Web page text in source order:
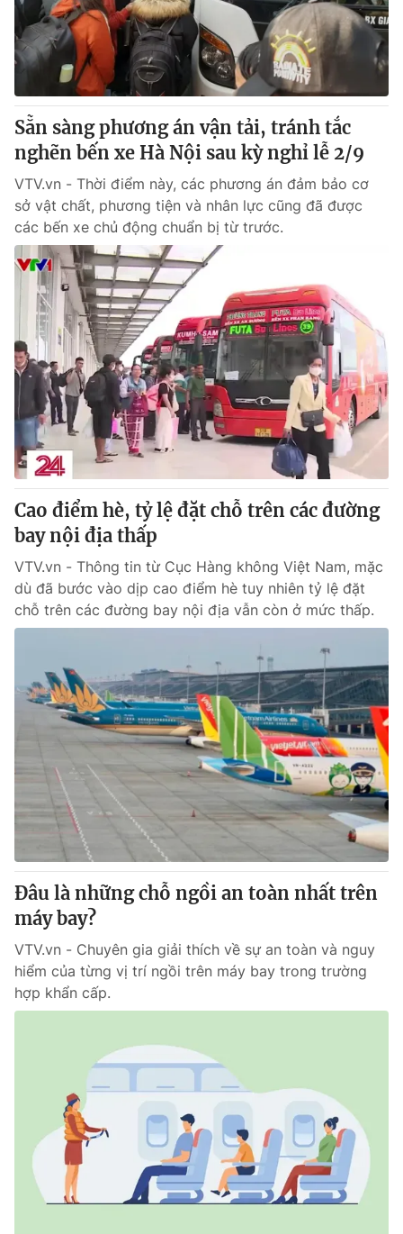
Cơ quan báo chí:Thời báo VTV
Giấy phép hoạt động báo in và báo điện tử số 483/GP-BTTTT
cấp ngày 29/12/2023
Tổng Biên tập:Vũ Thanh Thủy
Phó Tổng Biên tập:Nguyễn Thị Mỹ Hạnh, Phạm Quốc Thắng,
Nguyễn Trọng Ninh
Tổng đài VTV:024.38 355 931 - 024.38 355 932
Ðiện thoại Thời báo VTV: 024.66 897 897
Email:toasoan@vtv.vn
Liên hệ quảng cáo:024-7300.7108
® Cấm sao chép dưới mọi hình thức nếu không có sự chấp
thuận bằng văn bản. Ghi rõ nguồn VTV.vn khi phát hành lại
thông tin từ website này.
Sẵn sàng phương án vận tải, tránh tắc
nghẽn bến xe Hà Nội sau kỳ nghỉ lễ 2/9
VTV.vn - Thời điểm này, các phương án đảm bảo cơ
sở vật chất, phương tiện và nhân lực cũng đã được
các bến xe chủ động chuẩn bị từ trước.
Cao điểm hè, tỷ lệ đặt chỗ trên các đường
bay nội địa thấp
VTV.vn - Thông tin từ Cục Hàng không Việt Nam, mặc
dù đã bước vào dịp cao điểm hè tuy nhiên tỷ lệ đặt
chỗ trên các đường bay nội địa vẫn còn ở mức thấp.
Đâu là những chỗ ngồi an toàn nhất trên
máy bay?
VTV.vn - Chuyên gia giải thích về sự an toàn và nguy
hiểm của từng vị trí ngồi trên máy bay trong trường
hợp khẩn cấp.